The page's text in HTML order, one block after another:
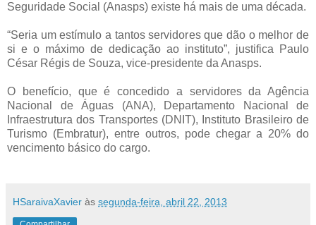
Seguridade Social (Anasps) existe há mais de uma década.
“Seria um estímulo a tantos servidores que dão o melhor de
si e o máximo de dedicação ao instituto”, justifica Paulo
César Régis de Souza, vice-presidente da Anasps.
O benefício, que é concedido a servidores da Agência
Nacional de Águas (ANA), Departamento Nacional de
Infraestrutura dos Transportes (DNIT), Instituto Brasileiro de
Turismo (Embratur), entre outros, pode chegar a 20% do
vencimento básico do cargo.
HSaraivaXavier às segunda-feira, abril 22, 2013